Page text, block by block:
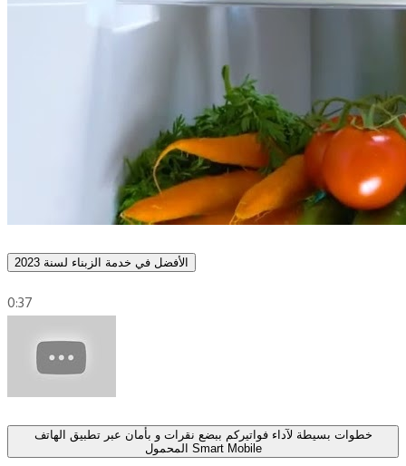
الأفضل في خدمة الزبناء لسنة 2023
0:37
خطوات بسيطة لآداء فواتيركم ببضع نقرات و بأمان عبر تطبيق الهاتف
المحمول Smart Mobile